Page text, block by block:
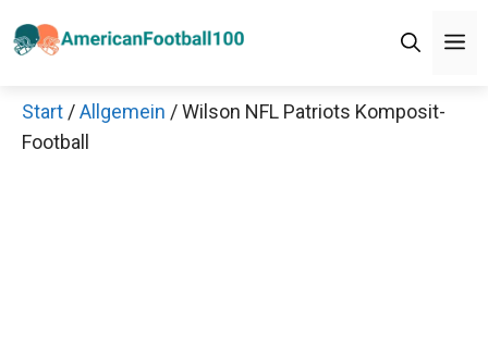
Inhalt
Start /Allgemein / Wilson NFL Patriots Komposit-
Football